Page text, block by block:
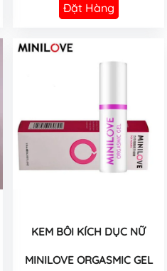
Đặt Hàng
KEM BÔI KÍCH DỤC NỮ
MINILOVE ORGASMIC GEL